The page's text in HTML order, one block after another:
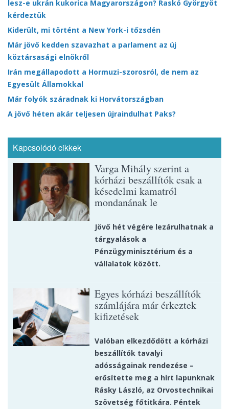
lesz-e ukrán kukorica Magyarországon? Raskó Györgyöt
kérdeztük
Kiderült, mi történt a New York-i tőzsdén
Már jövő kedden szavazhat a parlament az új
köztársasági elnökről
Irán megállapodott a Hormuzi-szorosról, de nem az
Egyesült Államokkal
Már folyók száradnak ki Horvátországban
A jövő héten akár teljesen újraindulhat Paks?
Kapcsolódó cikkek
Varga Mihály szerint a
kórházi beszállítók csak a
késedelmi kamatról
mondanának le
Jövő hét végére lezárulhatnak a
tárgyalások a
Pénzügyminisztérium és a
vállalatok között.
Egyes kórházi beszállítók
számlájára már érkeztek
kifizetések
Valóban elkezdődött a kórházi
beszállítók tavalyi
adósságainak rendezése –
erősítette meg a hírt lapunknak
Rásky László, az Orvostechnikai
Szövetség főtitkára. Péntek